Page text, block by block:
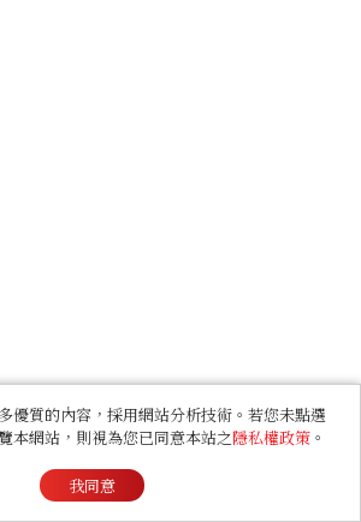
優質的內容，採用網站分析技術。若您未點選
本網站，則視為您已同意本站之隱私權政策 。
我同意